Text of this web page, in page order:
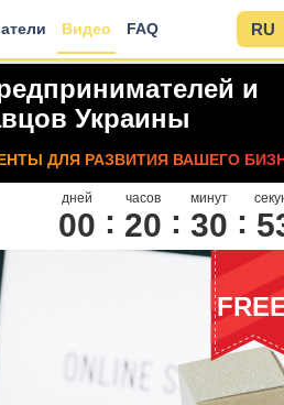
Видео FAQ RU
и
Украины
ДЛЯ РАЗВИТИЯ ВАШЕГО
дней
00
часов
20
минут
30 5